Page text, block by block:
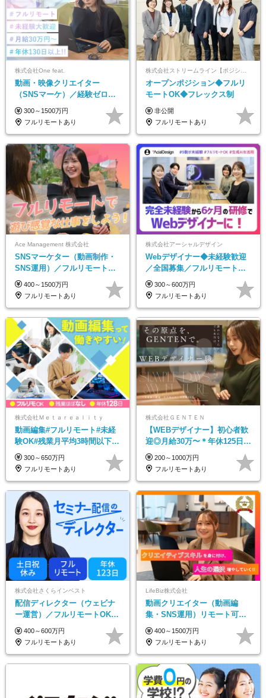
株式会社One feat.
動画・映像クリエイター
（SNSマーケ）／経験ゼロか
ら一流へ／フルリモートOK／
月給30万円～／年休130日以上
300～1500万円
フルリモートあり
株式会社ストリームライン【ポジションマッチ登録】
オープンポジション◆フルリ
モートOK◆フレックス制
非公開
フルリモートあり
Ace Management 株式会社
SNSマーケター（動画制作・
SNS運用）／フルリモートOK
／未経験歓迎【モットーは…
遊び感覚で仕事をする♪】
400～1500万円
フルリモートあり
株式会社アーシャルデザイン
Webデザイナー◆未経験歓迎
／全国募集／フルリモート／
最大6ヵ月の実践型研修／月給
25万円以上
300～600万円
フルリモートあり
株式会社Ｍｅｔａｒｅａｌｉｔｙ
動画編集#フルリモート#未経
験OK#残業月平均3時間以下#
土日祝休み#年休128日
300～650万円
フルリモートあり
株式会社ＧＥＮＴＥＮ
【WEBデザイナー】初⼼者歓
迎◎⽉給30万〜＊年休125⽇＊
在宅OK＆研修あり＊フレック
ス
200～1000万円
フルリモートあり
株式会社さくらインベスト
配信ディレクター（ウェビナ
ー運営）／フルリモートOK／
土日祝休み／年休123日／年収
600万円可
400～600万円
フルリモートあり
LifeBiz株式会社
動画クリエイター（動画編
集・SNS運用）リモート可／
月平均43万／未経験歓迎／15
項目に細分化された研修制度♪
400～1500万円
フルリモートあり